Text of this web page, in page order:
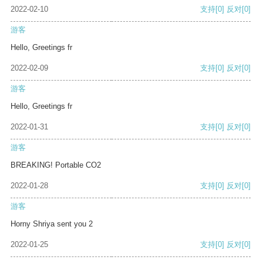
2022-02-10 支持[0] 反对[0]
游客
Hello, Greetings fr
2022-02-09 支持[0] 反对[0]
游客
Hello, Greetings fr
2022-01-31 支持[0] 反对[0]
游客
BREAKING! Portable CO2
2022-01-28 支持[0] 反对[0]
游客
Horny Shriya sent you 2
2022-01-25 支持[0] 反对[0]